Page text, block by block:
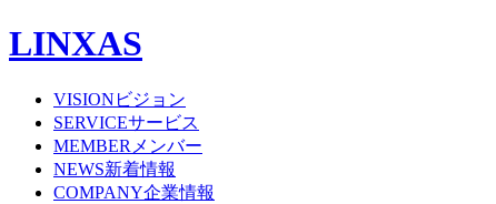
LINXAS
VISION ビジョン
SERVICEサービス
MEMBER メンバー
NEWS新着情報
COMPANY企業情報